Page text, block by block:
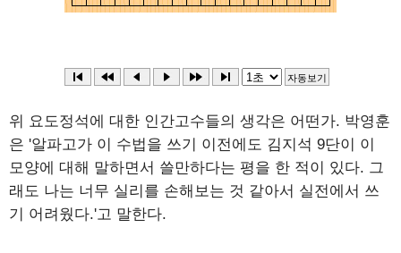
위 요도정석에 대한 인간고수들의 생각은 어떤가. 박영훈
은 '알파고가 이 수법을 쓰기 이전에도 김지석 9단이 이
모양에 대해 말하면서 쓸만하다는 평을 한 적이 있다. 그
래도 나는 너무 실리를 손해보는 것 같아서 실전에서 쓰
기 어려웠다.'고 말한다.